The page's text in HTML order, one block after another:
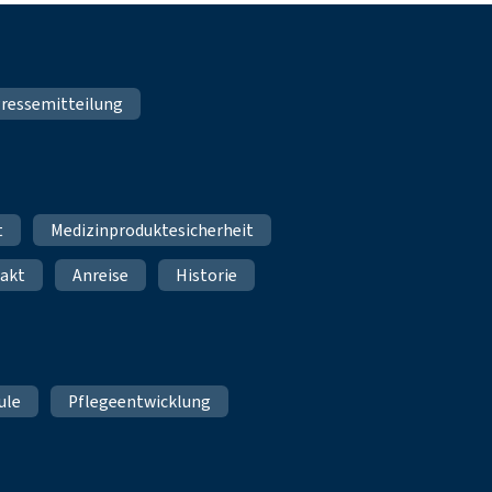
Medizinproduktesicherheit
Anreise Historie
Pflegeentwicklung